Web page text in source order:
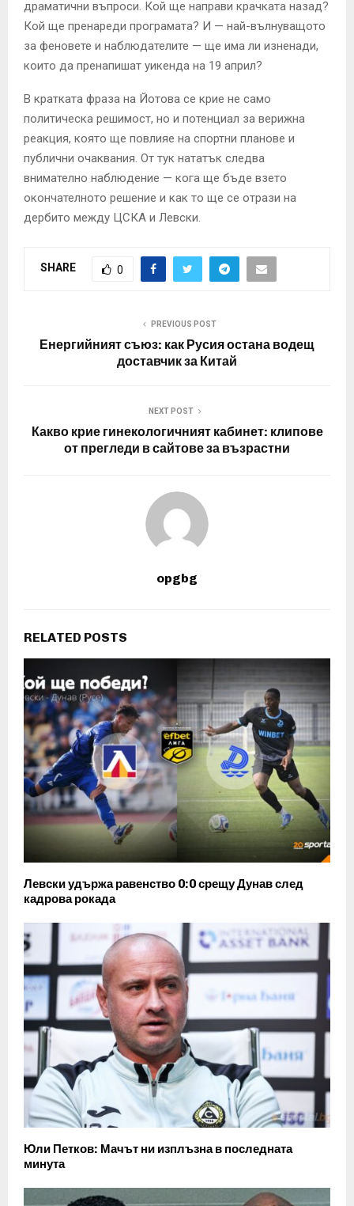
драматични въпроси. Кой ще направи крачката назад?
Кой ще пренареди програмата? И — най-вълнуващото
за феновете и наблюдателите — ще има ли изненади,
които да пренапишат уикенда на 19 април?
В кратката фраза на Йотова се крие не само
политическа решимост, но и потенциал за верижна
реакция, която ще повлияе на спортни планове и
публични очаквания. От тук нататък следва
внимателно наблюдение — кога ще бъде взето
окончателното решение и как то ще се отрази на
дербито между ЦСКА и Левски.
SHARE 0
PREVIOUS POST
Енергийният съюз: как Русия остана водещ
доставчик за Китай
NEXT POST
Какво крие гинекологичният кабинет: клипове
от прегледи в сайтове за възрастни
opgbg
RELATED POSTS
Левски удържа равенство 0:0 срещу Дунав след
кадрова рокада
Юли Петков: Мачът ни изплъзна в последната
минута